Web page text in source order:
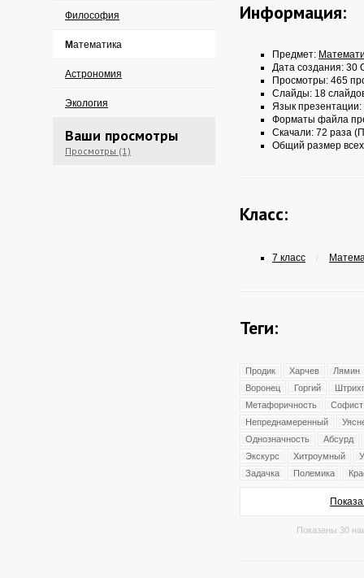
Философия
Математика
Астрономия
Экология
Ваши просмотры
Просмотры (1)
Информация:
Предмет:
Дата создания: 30
Просмотры: 465
Слайды: 18
Язык презентации:
Форматы файла
Скачали: 72 раза
Общий размер
Класс:
7 класс /
Теги:
Продик Харчев
Лямин
Воронец
Горгий
Метафоричность
Софист
Непреднамеренный
Однозначность
Абсурд
Экскурс
Хитроумный
Задачка
Полемика
Показаны 30